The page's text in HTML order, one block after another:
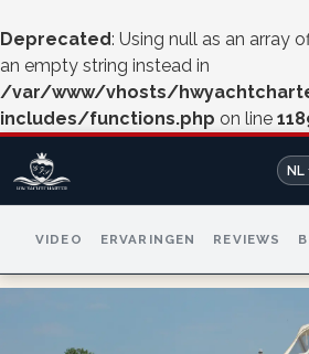
Deprecated: Using null as an array
an empty string instead in
/var/www/vhosts/
includes/functions.php on line
NL
VIDEO ERVARINGEN REVIEWS